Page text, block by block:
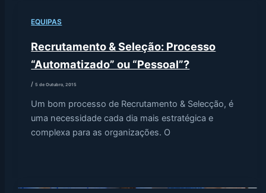
EQUIPAS
Recrutamento & Seleção: Processo
“Automatizado” ou “Pessoal”?
/5 de Outubro, 2015
Um bom processo de Recrutamento & Selecção, é
uma necessidade cada dia mais estratégica e
complexa para as organizações. O